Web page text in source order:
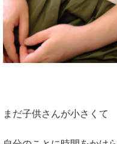
まだ子供さんが小さくて